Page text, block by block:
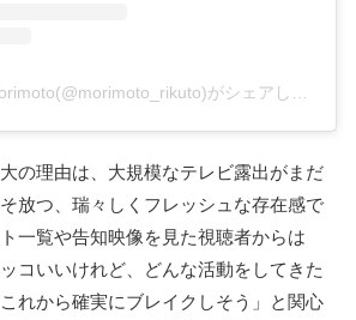
森本陸斗 Rikuto Morimoto(@morimoto_rikuto)がシェアした投稿
の理由は、大規模なテレビ露出がまだ
放つ、瑞々しくフレッシュな存在感で
一覧や告知映像を見た視聴者からは
コいいけれど、どんな活動をしてきた
れから確実にブレイクしそう」と関心